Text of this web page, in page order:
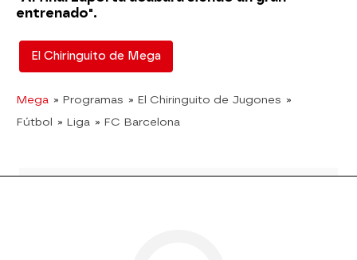
entrenado".
El Chiringuito de Mega
Mega » Programas » El Chiringuito de Jugones »
Fútbol » Liga » FC Barcelona